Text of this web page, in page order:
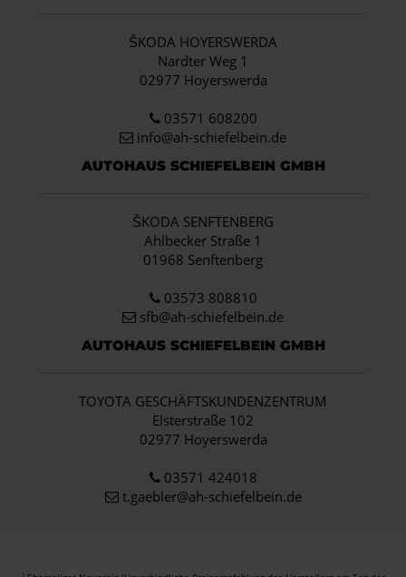
ŠKODA HOYERSWERDA
Nardter Weg 1
02977 Hoyerswerda
03571 608200
info@ah-schiefelbein.de
AUTOHAUS SCHIEFELBEIN GMBH
ŠKODA SENFTENBERG
Ahlbecker Straße 1
01968 Senftenberg
03573 808810
sfb@ah-schiefelbein.de
AUTOHAUS SCHIEFELBEIN GMBH
TOYOTA GESCHÄFTSKUNDENZENTRUM
Elsterstraße 102
02977 Hoyerswerda
03571 424018
t.gaebler@ah-schiefelbein.de
1